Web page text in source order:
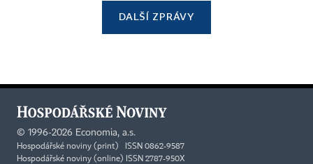
DALŠÍ ZPRÁVY
© 1996-2026 Economia, a.s.
Hospodářské noviny (print) ISSN 0862-9587
Hospodářské noviny (online) ISSN 2787-950X